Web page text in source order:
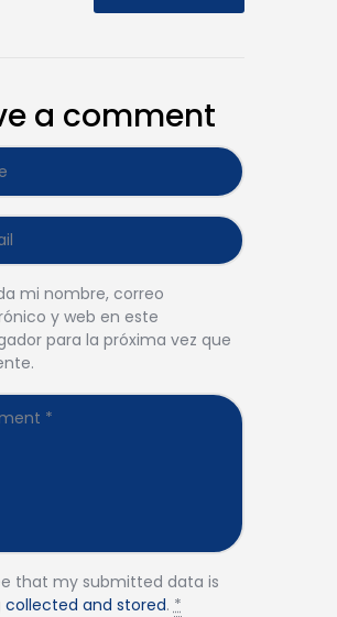
a comment
mi nombre, correo
y web en este
para la próxima vez que
that my submitted data is
collected and stored. *